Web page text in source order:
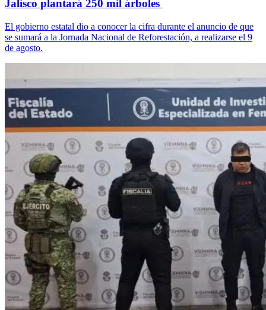
Jalisco plantará 250 mil árboles
El gobierno estatal dio a conocer la cifra durante el anuncio de que
se sumará a la Jornada Nacional de Reforestación, a realizarse el 9
de agosto.